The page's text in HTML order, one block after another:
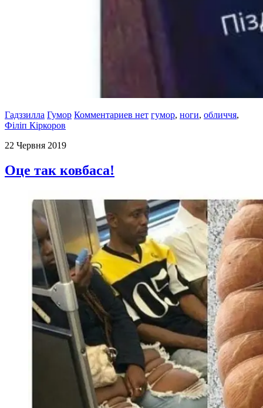
Гадззилла Гумор Комментариев нет гумор, ноги, обличчя,
Філіп Кіркоров
22 Червня 2019
Оце так ковбаса!